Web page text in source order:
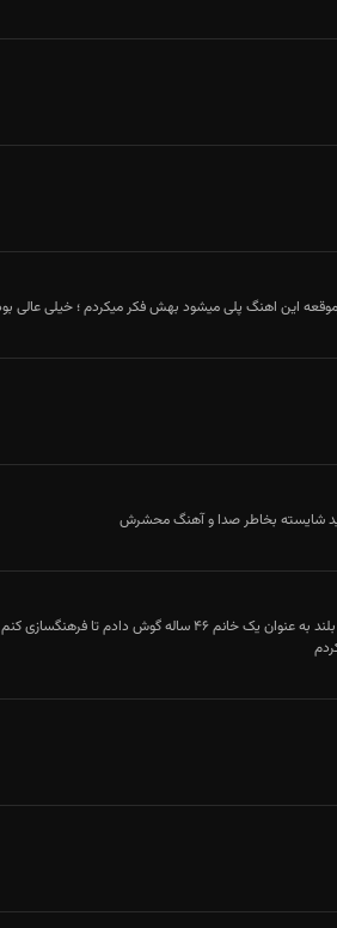
این اهنگ پلی میشود بهش فکر میکردم ؛ خیلی
شایسته بخاطر صدا و آهنگ محشرش
من مرکز شهر اراک آهنگ‌گلی خوشگلی را باصدای بلند